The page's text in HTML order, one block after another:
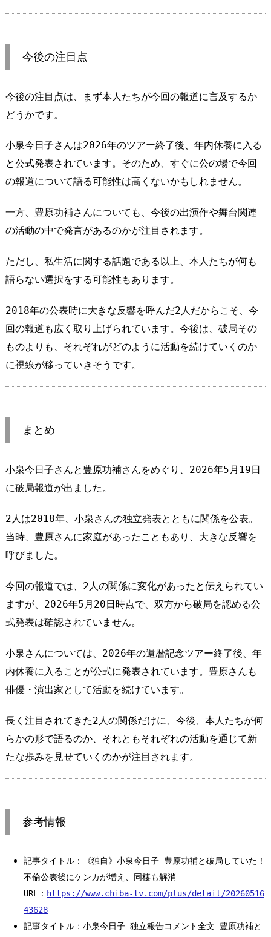
今後の注目点
今後の注目点は、まず本人たちが今回の報道に言及するか
どうかです。
小泉今日子さんは2026年のツアー終了後、年内休養に入る
と公式発表されています。そのため、すぐに公の場で今回
の報道について語る可能性は高くないかもしれません。
一方、豊原功補さんについても、今後の出演作や舞台関連
の活動の中で発言があるのかが注目されます。
ただし、私生活に関する話題である以上、本人たちが何も
語らない選択をする可能性もあります。
2018年の公表時に大きな反響を呼んだ2人だからこそ、今
回の報道も広く取り上げられています。今後は、破局その
ものよりも、それぞれがどのように活動を続けていくのか
に視線が移っていきそうです。
まとめ
小泉今日子さんと豊原功補さんをめぐり、2026年5月19日
に破局報道が出ました。
2人は2018年、小泉さんの独立発表とともに関係を公表。
当時、豊原さんに家庭があったこともあり、大きな反響を
呼びました。
今回の報道では、2人の関係に変化があったと伝えられてい
ますが、2026年5月20日時点で、双方から破局を認める公
式発表は確認されていません。
小泉さんについては、2026年の還暦記念ツアー終了後、年
内休養に入ることが公式に発表されています。豊原さんも
俳優・演出家として活動を続けています。
長く注目されてきた2人の関係だけに、今後、本人たちが何
らかの形で語るのか、それともそれぞれの活動を通じて新
たな歩みを見せていくのかが注目されます。
参考情報
記事タイトル：《独自》小泉今日子 豊原功補と破局していた！
不倫公表後にケンカが増え、同棲も解消
URL： https://www.chiba-tv.com/plus/detail/20260516
43628
記事タイトル：小泉今日子 独立報告コメント全文 豊原功補と